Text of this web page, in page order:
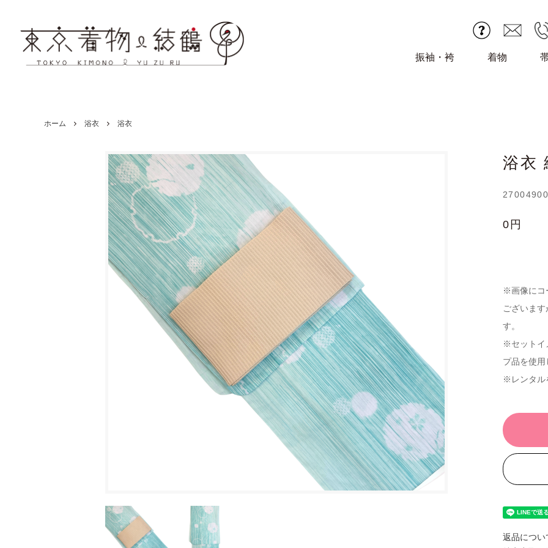
振袖・袴 着物
ホーム 浴衣 浴衣
浴衣
0円
※画像にコ
ございま
す。
※セットイ
プ品を使
※レンタル
返品につい